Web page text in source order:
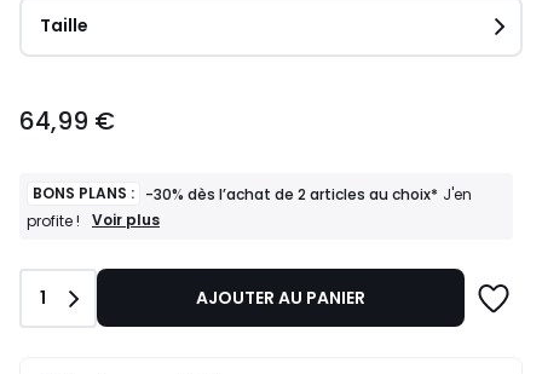
Taille
€.
64,99 €
BONS PLANS : -30% dès l’achat de 2 articles au choix* J'en
profite !
BONS
-30%
l’achat
Voir plus
Quantité
1 AJOUTER AU PANIER